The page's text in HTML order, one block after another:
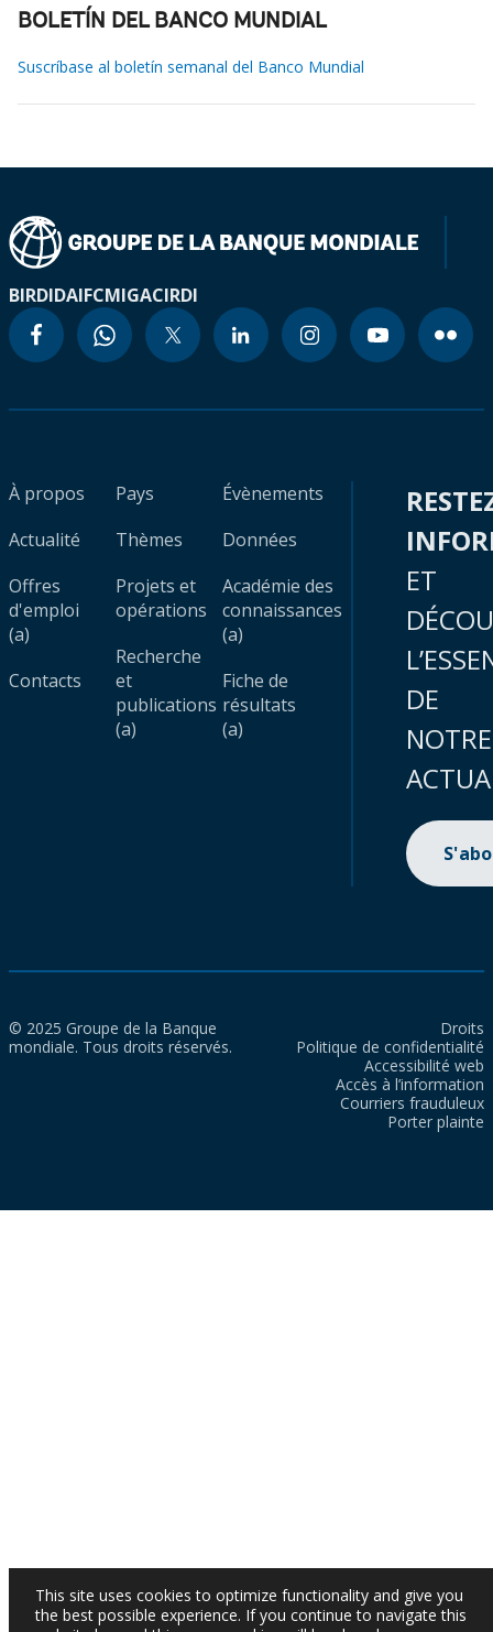
BOLETÍN DEL BANCO MUNDIAL
Suscríbase al boletín semanal del Banco Mundial
BIRDIDAIFCMIGACIRDI
À propos
Actualité
Offres
d'emploi
(a)
Contacts
Pays
Thèmes
Projets et
opérations
Recherche
et
publications
(a)
Évènements
Données
Académie des
connaissances
(a)
Fiche de
résultats
(a)
ET
DE
NOTRE
© 2025 Groupe de la Banque
mondiale. Tous droits réservés.
Droits
Politique de confidentialité
Accessibilité web
Accès à l’information
Courriers frauduleux
Porter plainte
This site uses cookies to optimize functionality and give you
the best possible experience. If you continue to navigate this